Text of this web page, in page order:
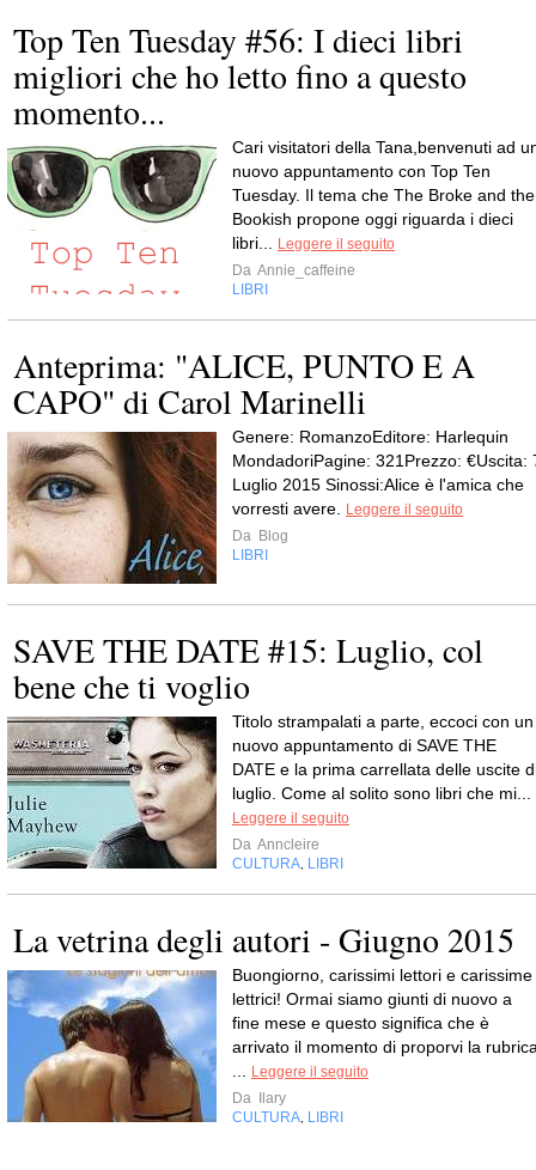
Top Ten Tuesday #56: I dieci libri
migliori che ho letto fino a questo
momento...
Cari visitatori della Tana,benvenuti ad
nuovo appuntamento con Top Ten
Tuesday. Il tema che The Broke and the
Bookish propone oggi riguarda i dieci
libri...
Leggere il seguito
Da Annie_caffeine
LIBRI
Anteprima: "ALICE, PUNTO E A
CAPO" di Carol Marinelli
Genere: RomanzoEditore: Harlequin
MondadoriPagine: 321Prezzo: €Uscita:
Luglio 2015 Sinossi:Alice è l'amica che
vorresti avere.
Leggere il seguito
Da Blog
LIBRI
SAVE THE DATE #15: Luglio, col
bene che ti voglio
Titolo strampalati a parte, eccoci con un
nuovo appuntamento di SAVE THE
DATE e la prima carrellata delle uscite
luglio. Come al solito sono libri che mi...
Leggere il seguito
Da Anncleire
CULTURA LIBRI
La vetrina degli autori - Giugno 2015
Buongiorno, carissimi lettori e carissime
lettrici! Ormai siamo giunti di nuovo a
fine mese e questo significa che è
arrivato il momento di proporvi la
Leggere il seguito
Da
Ilary
CULTURA LIBRI